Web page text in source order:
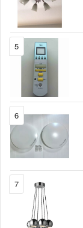
5
6
7